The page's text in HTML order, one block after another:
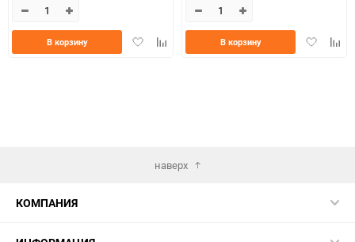
ДобавитьДобавить
В корзину
Добавить
В корзину
наверх
КОМПАНИЯ